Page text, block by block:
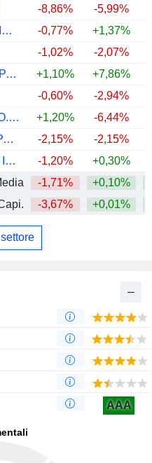
-8,86% -5,99%
ONESPAWORLD HOLDINGS LIMITED
-0,77% +1,37%
-1,02% -2,07%
LEEJAM SPORTS COMPANY
+1,10% +7,86%
-0,60% -2,94%
CURVES HOLDINGS CO., LTD.
+1,20% -6,44%
ARMAH SPORTS COMPANY
-2,15% -2,15%
POWER WIND HEALTH INDUSTRY INCORPORATED
-1,20% +0,30%
-1,71% +0,10%
-3,67% +0,01%
AAA